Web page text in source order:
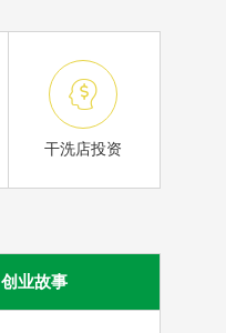

干洗店投资
创业故事